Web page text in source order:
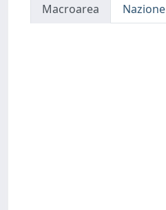
Macroarea Nazione